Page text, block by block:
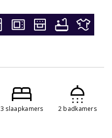
3 slaapkamers 2 badkamers